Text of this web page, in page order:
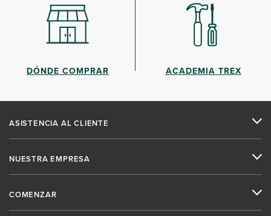
DÓNDE COMPRAR ACADEMIA TREX
ASISTENCIA AL CLIENTE
NUESTRA EMPRESA
COMENZAR